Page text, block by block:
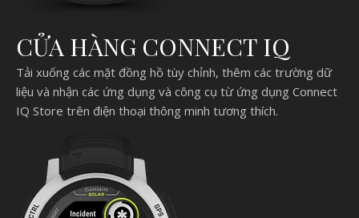
CỬA HÀNG CONNECT IQ
Tải xuống các mặt đồng hồ tùy chỉnh, thêm các trường dữ
liệu và nhận các ứng dụng và công cụ từ ứng dụng Connect
IQ Store trên điện thoại thông minh tương thích.